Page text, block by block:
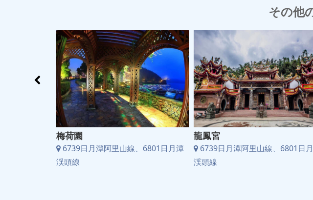
その他
梅荷園
6739日月潭阿里山線、6801日月潭
渓頭線
龍鳳宮
6739日月潭阿里山線、6801日
渓頭線